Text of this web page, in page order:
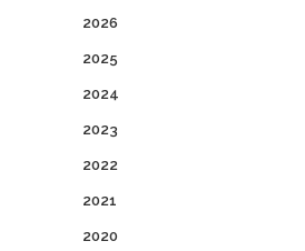
2026
2025
2024
2023
2022
2021
2020